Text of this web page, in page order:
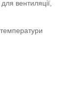
вентиляції,